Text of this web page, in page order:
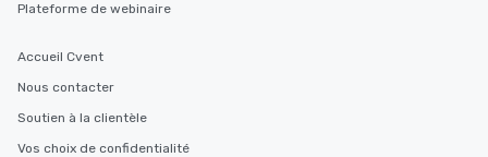
Plateforme de webinaire
Accueil Cvent
Nous contacter
Soutien à la clientèle
Vos choix de confidentialité